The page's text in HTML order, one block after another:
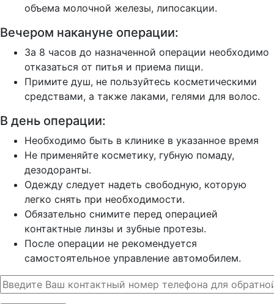
объема молочной железы, липосакции.
Вечером накануне операции:
За 8 часов до назначенной операции необходимо
отказаться от питья и приема пищи.
Примите душ, не пользуйтесь косметическими
средствами, а также лаками, гелями для волос.
В день операции:
Необходимо быть в клинике в указанное время
Не применяйте косметику, губную помаду,
дезодоранты.
Одежду следует надеть свободную, которую
легко снять при необходимости.
Обязательно снимите перед операцией
контактные линзы и зубные протезы.
После операции не рекомендуется
самостоятельное управление автомобилем.